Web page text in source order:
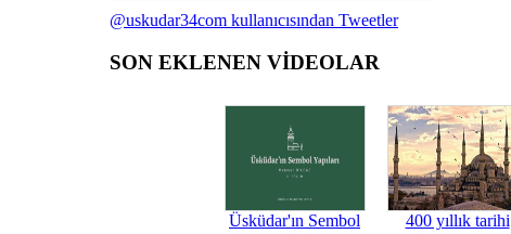
@uskudar34com kullanıcısından Tweetler
SON EKLENEN VİDEOLAR
Üsküdar'ın Sembol
400 yıllık tarihi